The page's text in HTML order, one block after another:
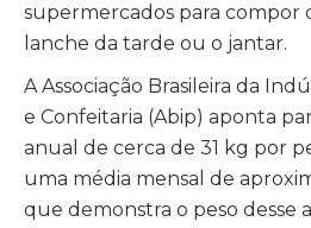
supermercados para compor
lanche da tarde ou o jantar.
A Associação Brasileira da
e Confeitaria (Abip) aponta
anual de cerca de 31 kg por
uma média mensal de
que demonstra o peso desse